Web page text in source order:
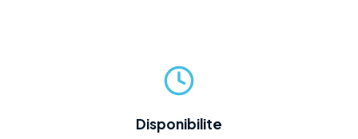
Disponibilite